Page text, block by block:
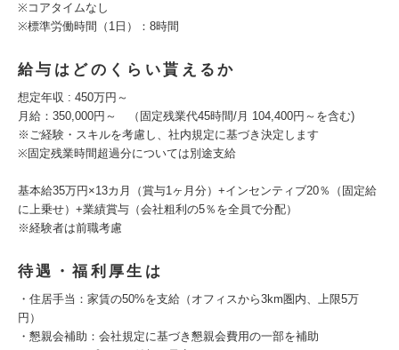
※コアタイムなし
※標準労働時間（1日）：8時間
給与はどのくらい貰えるか
想定年収 : 450万円～
月給：350,000円～ （固定残業代45時間/月 104,400円～を含む)
※ご経験・スキルを考慮し、社内規定に基づき決定します
※固定残業時間超過分については別途支給
基本給35万円×13カ月（賞与1ヶ月分）+インセンティブ20％（固定給
に上乗せ）+業績賞与（会社粗利の5％を全員で分配）
※経験者は前職考慮
待遇・福利厚生は
・住居手当：家賃の50%を支給（オフィスから3km圏内、上限5万
円）
・懇親会補助：会社規定に基づき懇親会費用の一部を補助